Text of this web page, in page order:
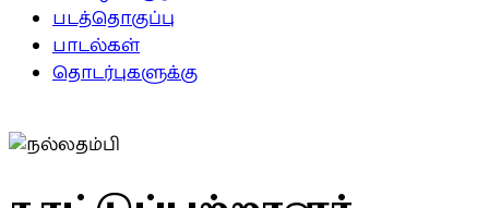
படத்தொகுப்பு
பாடல்கள்
தொடர்புகளுக்கு